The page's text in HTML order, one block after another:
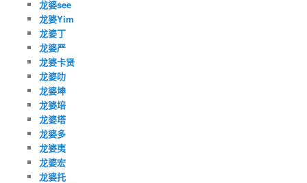
龙婆see
龙婆Yim
龙婆丁
龙婆严
龙婆卡贤
龙婆叻
龙婆坤
龙婆培
龙婆塔
龙婆多
龙婆夷
龙婆宏
龙婆托